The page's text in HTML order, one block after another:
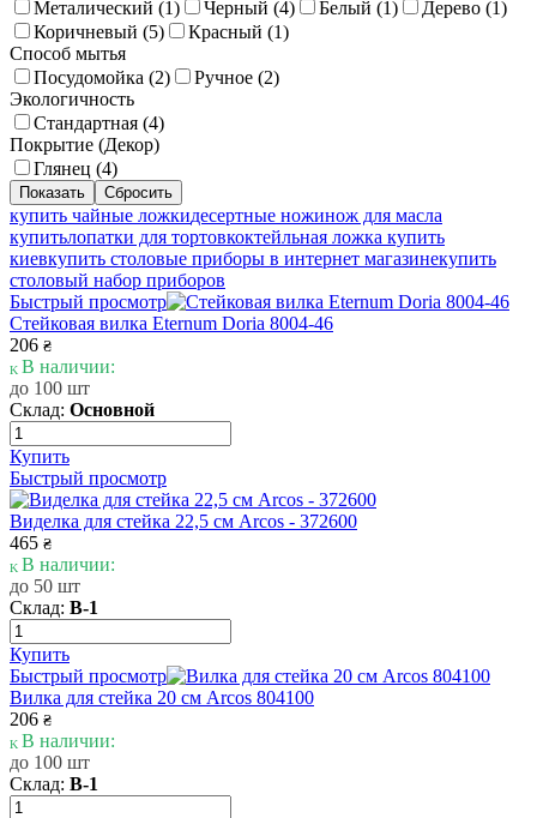
Металический (1) Черный (4) Белый (1) Дерево (1)
Коричневый (5) Красный (1)
Способ мытья
Посудомойка (2) Ручное (2)
Экологичность
Стандартная (4)
Покрытие (Декор)
Глянец (4)
купить чайные ложкидесертные ножинож для масла
купитьлопатки для тортовкоктейльная ложка купить
киевкупить столовые приборы в интернет магазинекупить
столовый набор приборов
Быстрый просмотр
Стейковая вилка Eternum Doria 8004-46
206 ₴
В наличии:
до 100 шт
Склад: Основной
Купить
Быстрый просмотр
Виделка для стейка 22,5 см Arcos - 372600
465 ₴
В наличии:
до 50 шт
Склад: В-1
Купить
Быстрый просмотр
Вилка для стейка 20 см Arcos 804100
206 ₴
В наличии:
до 100 шт
Склад: В-1